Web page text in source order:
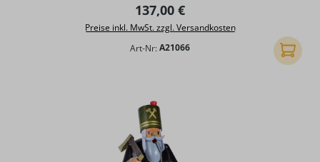
Regulärer Preis:
137,00 €
Preise inkl. MwSt. zzgl. Versandkosten
Art-Nr:A21066 In den